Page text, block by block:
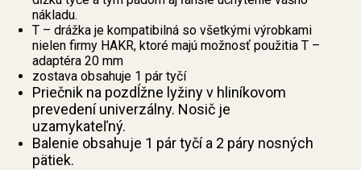
nákladu.
T – drážka je kompatibilná so všetkými výrobkami
nielen firmy HAKR, ktoré majú možnosť použitia T –
adaptéra 20 mm
zostava obsahuje 1 pár tyčí
Priečnik na pozdĺžne lyžiny v hliníkovom
prevedení univerzálny. Nosič je
uzamykateľný.
Balenie obsahuje 1 pár tyčí a 2 páry nosných
pätiek.